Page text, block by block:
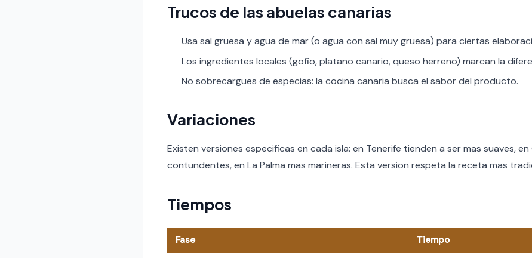
Trucos de las abuelas canarias
Usa sal gruesa y agua de mar (o agua con sal muy gruesa) para ciertas
Los ingredientes locales (gofio, platano canario, queso herreno) marcan la
No sobrecargues de especias: la cocina canaria busca el sabor del producto.
Variaciones
Existen versiones especificas en cada isla: en Tenerife tienden a ser mas suaves, en
contundentes, en La Palma mas marineras. Esta version respeta la receta mas
Tiempos
Fase Tiempo